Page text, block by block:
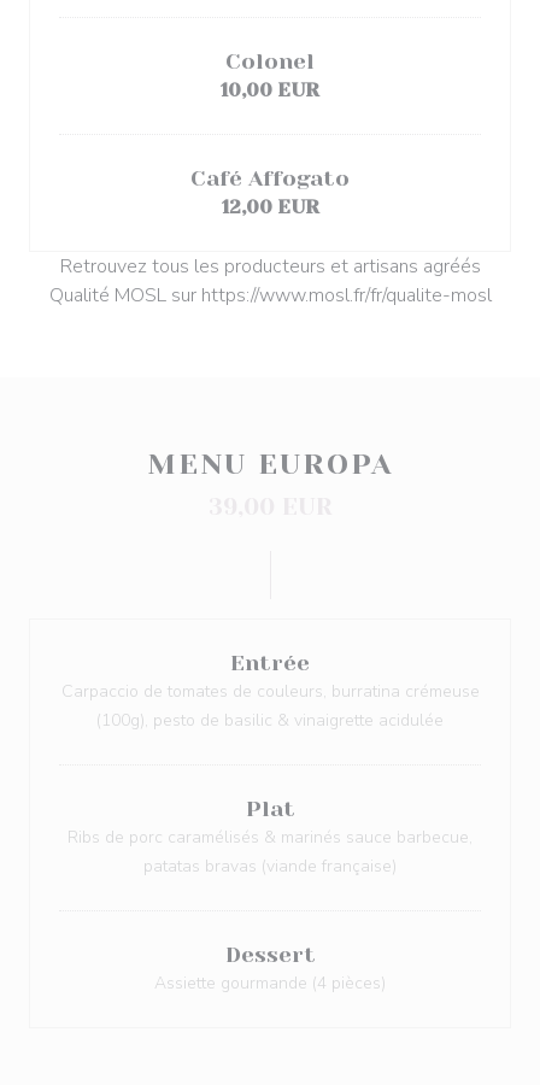
Colonel
10,00 EUR
Café Affogato
12,00 EUR
Retrouvez tous les producteurs et artisans agréés
Qualité MOSL sur https://www.mosl.fr/fr/qualite-mosl
MENU EUROPA
Entrée
Carpaccio de tomates de couleurs, burratina crémeuse
(100g), pesto de basilic & vinaigrette acidulée
Plat
Ribs de porc caramélisés & marinés sauce barbecue,
patatas bravas (viande française)
Dessert
Assiette gourmande (4 pièces)